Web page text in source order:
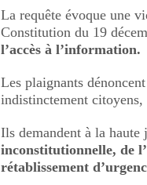
La requête évoque une
Constitution du 19
l’accès à l’information.
Les plaignants
indistinctement citoyens,
Ils demandent à la
inconstitutionnelle, de
rétablissement